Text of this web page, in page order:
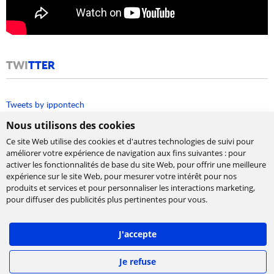
Nous utilisons des cookies
Ce site Web utilise des cookies et d'autres technologies de suivi pour
améliorer votre expérience de navigation aux fins suivantes : pour
activer les fonctionnalités de base du site Web, pour offrir une meilleure
expérience sur le site Web, pour mesurer votre intérêt pour nos
produits et services et pour personnaliser les interactions marketing,
pour diffuser des publicités plus pertinentes pour vous.
J'accepte
Je refuse
TWITTER
Tweets by ippontech
Cabinet de conseil et d’expertises en
Ippon accompagne la transformation numérique
des entreprises, en les aidant à concevoir leur
stratégie et à déployer leur roadmap à l'échelle,
afin de délivrer rapidement la valeur attendue.